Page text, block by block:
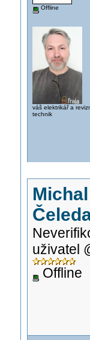
Offline
váš elektrikář a
technik
Michal
uživatel
Offline